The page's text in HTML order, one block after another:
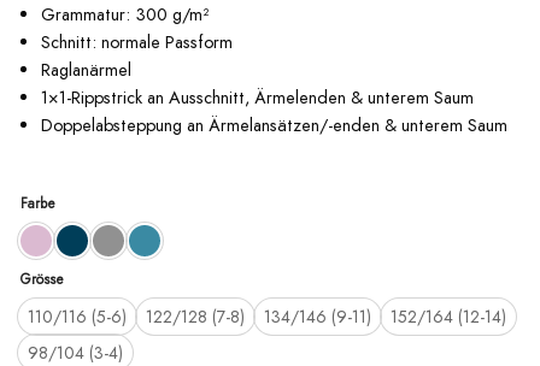
Grammatur: 300 g/m²
Schnitt: normale Passform
Raglanärmel
1×1-Rippstrick an Ausschnitt, Ärmelenden & unterem Saum
Doppelabsteppung an Ärmelansätzen/-enden & unterem Saum
Farbe
Grösse
110/116 (5-6) 122/128 (7-8) 134/146 (9-11)
152/164 (12-14)
98/104 (3-4)